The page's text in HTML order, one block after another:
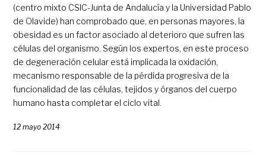
(centro mixto CSIC-Junta de Andalucía y la Universidad Pablo
de Olavide) han comprobado que, en personas mayores, la
obesidad es un factor asociado al deterioro que sufren las
células del organismo. Según los expertos, en este proceso
de degeneración celular está implicada la oxidación,
mecanismo responsable de la pérdida progresiva de la
funcionalidad de las células, tejidos y órganos del cuerpo
humano hasta completar el ciclo vital.
12 mayo 2014